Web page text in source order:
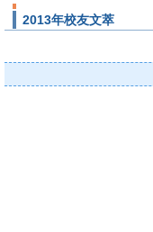
2013年校友文萃